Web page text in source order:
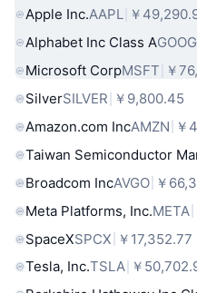
Apple Inc.AAPL ￥
Alphabet Inc Class A
Microsoft CorpMSFT ￥
SilverSILVER ￥9,800.45
Amazon.com IncAMZN ￥
Taiwan Semiconductor
Broadcom IncAVGO ￥
Meta Platforms, Inc.META
SpaceXSPCX ￥17,352.77
Tesla, Inc.TSLA ￥